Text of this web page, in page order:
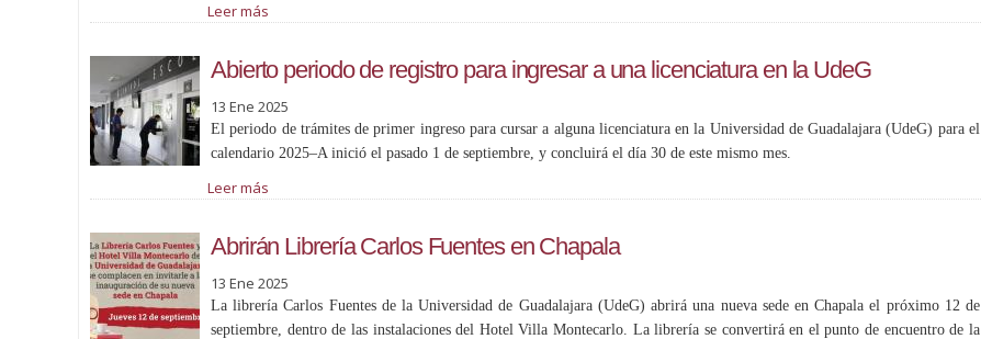
Leer más
Abierto periodo de registro para ingresar a una licenciatura en la UdeG
13 Ene 2025
El periodo de trámites de primer ingreso para cursar a alguna licenciatura en la Universidad de Guadalajara (UdeG) para el
calendario 2025–A inició el pasado 1 de septiembre, y concluirá el día 30 de este mismo mes.
Leer más
Abrirán Librería Carlos Fuentes en Chapala
13 Ene 2025
La librería Carlos Fuentes de la Universidad de Guadalajara (UdeG) abrirá una nueva sede en Chapala el próximo 12 de
septiembre, dentro de las instalaciones del Hotel Villa Montecarlo. La librería se convertirá en el punto de encuentro de la